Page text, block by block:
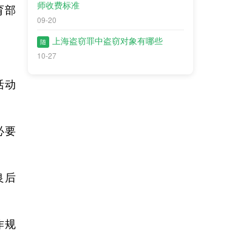
部
动
要
后
规
师收费标准
09-20
随 上海盗窃罪中盗窃对象有哪些
10-27